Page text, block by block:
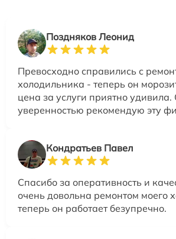
Поздняков Леонид
Превосходно справились с
холодильника - теперь он
цена за услуги приятно удивила.
уверенностью рекомендую эту
Кондратьев Павел
Спасибо за оперативность и
очень довольна ремонтом моего
теперь он работает безупречно.